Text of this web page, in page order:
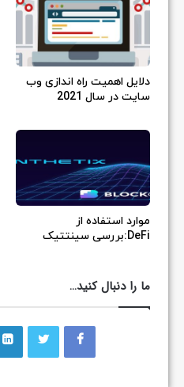
دلایل اهمیت راه اندازی وب
سایت در سال 2021
موارد استفاده از
DeFi:بررسی سینتتیک
ما را دنبال کنید…